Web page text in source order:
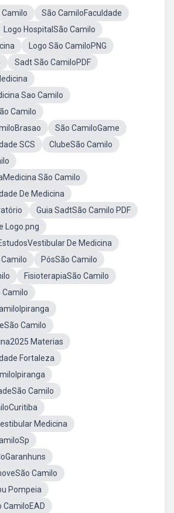
São CamiloFaculdade
Logo HospitalSão Camilo
Logo São CamiloPNG
Sadt São CamiloPDF
Sao Camilo
Camilo
São CamiloGame
SCS
ClubeSão Camilo
São Camilo
De Medicina
Guia SadtSão Camilo PDF
Logo.png
De Medicina
PósSão Camilo
FisioterapiaSão Camilo
Camilo
Camilo
Materias
Fortaleza
Camilo
Medicina
Camilo
Pompeia
CamiloEAD